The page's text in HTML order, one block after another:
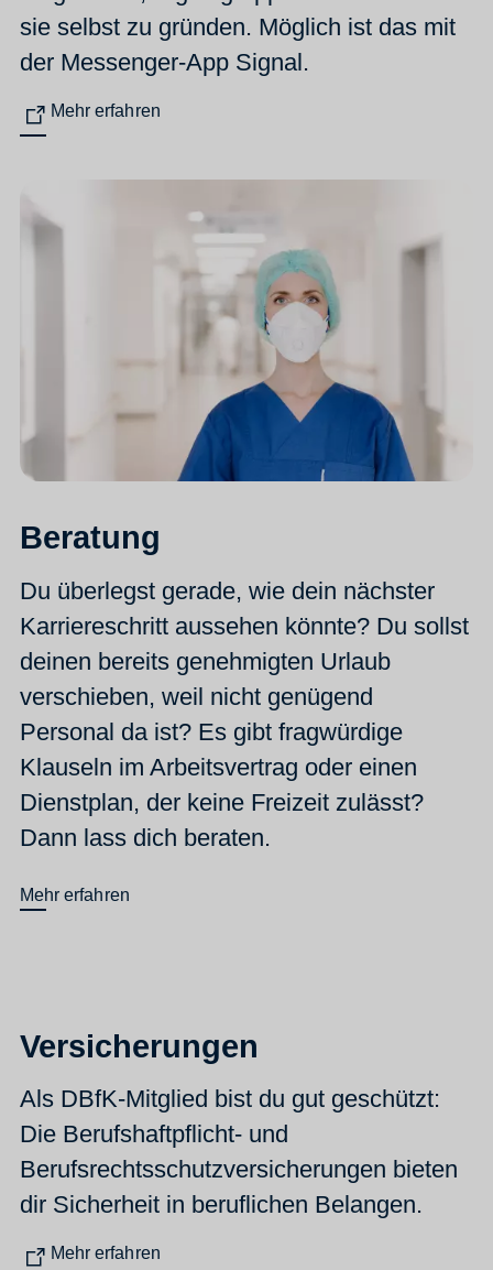
sie selbst zu gründen. Möglich ist das mit
der Messenger-App Signal.
Mehr erfahren
Beratung
Du überlegst gerade, wie dein nächster
Karriereschritt aussehen könnte? Du sollst
deinen bereits genehmigten Urlaub
verschieben, weil nicht genügend
Personal da ist? Es gibt fragwürdige
Klauseln im Arbeitsvertrag oder einen
Dienstplan, der keine Freizeit zulässt?
Dann lass dich beraten.
Mehr erfahren
Versicherungen
Als DBfK-Mitglied bist du gut geschützt:
Die Berufshaftpflicht- und
Berufsrechtsschutzversicherungen bieten
dir Sicherheit in beruflichen Belangen.
Mehr erfahren